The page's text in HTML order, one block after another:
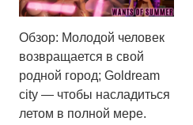
Обзор: Молодой человек
возвращается в свой
родной город; Goldream
city — чтобы насладиться
летом в полной мере.